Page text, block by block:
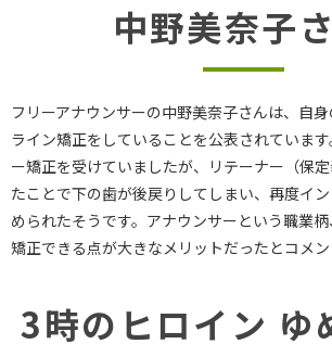
中野美奈子
フリーアナウンサーの中野美奈子さんは、自
ライン矯正をしていることを公表されていま
ー矯正を受けていましたが、リテーナー（保
たことで下の歯が後戻りしてしまい、再度イ
められたそうです。アナウンサーという職業
矯正できる点が大きなメリットだったとコメン
3時のヒロイン ゆ